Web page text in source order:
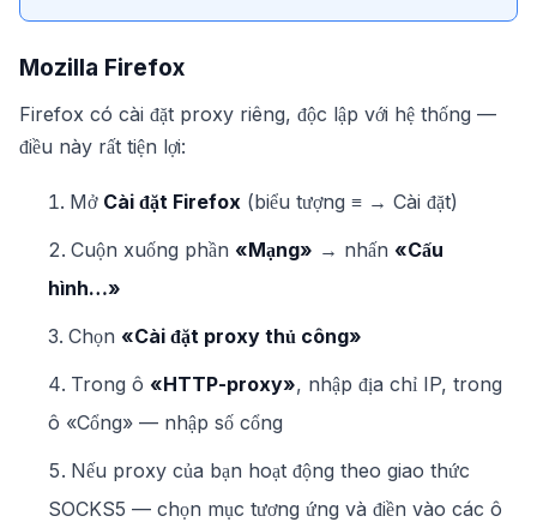
Mozilla Firefox
Firefox có cài đặt proxy riêng, độc lập với hệ thống —
điều này rất tiện lợi:
Mở Cài đặt Firefox (biểu tượng ≡ → Cài đặt)
Cuộn xuống phần «Mạng» → nhấn «Cấu
hình…»
Chọn «Cài đặt proxy thủ công»
Trong ô «HTTP-proxy», nhập địa chỉ IP, trong
ô «Cổng» — nhập số cổng
Nếu proxy của bạn hoạt động theo giao thức
SOCKS5 — chọn mục tương ứng và điền vào các ô